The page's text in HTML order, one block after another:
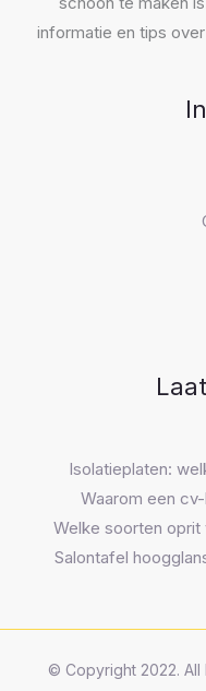
informatie en tips
Isolatieplaten:
Waarom een
Welke soorten oprit
Salontafel
© Copyright 2022. All